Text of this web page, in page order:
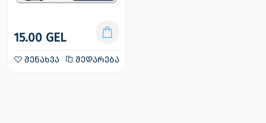
15.00 GEL
შენახვა შედარება